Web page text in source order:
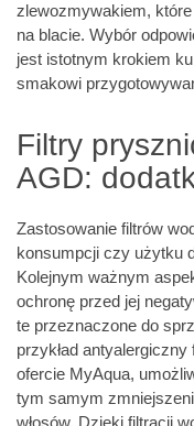
zlewozmywakiem,
na blacie. Wybór
jest istotnym krokiem
smakowi
Filtry
AGD:
Zastosowanie filtrów
konsumpcji czy użytku
Kolejnym ważnym
ochronę przed jej
te przeznaczone do
przykład
ofercie MyAqua,
tym samym
włosów. Dzięki filtracji